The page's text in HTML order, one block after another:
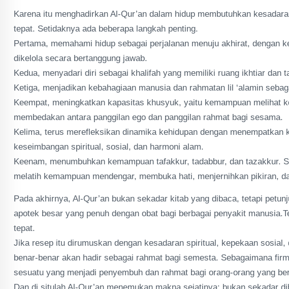
Karena itu menghadirkan Al-Qur’an dalam hidup membutuhkan
tepat. Setidaknya ada beberapa langkah penting.
Pertama, memahami hidup sebagai perjalanan menuju akhirat, dengan
dikelola secara bertanggung jawab.
Kedua, menyadari diri sebagai khalifah yang memiliki ruang ikhtiar dan
Ketiga, menjadikan kebahagiaan manusia dan rahmatan lil ‘alamin
Keempat, meningkatkan kapasitas khusyuk, yaitu kemampuan melihat
membedakan antara panggilan ego dan panggilan rahmat bagi sesama.
Kelima, terus merefleksikan dinamika kehidupan dengan
keseimbangan spiritual, sosial, dan harmoni alam.
Keenam, menumbuhkan kemampuan tafakkur, tadabbur, dan tazakkur.
melatih kemampuan mendengar, membuka hati, menjernihkan pikiran,
Pada akhirnya, Al-Qur’an bukan sekadar kitab yang dibaca, tetapi
apotek besar yang penuh dengan obat bagi berbagai penyakit
tepat.
Jika resep itu dirumuskan dengan kesadaran spiritual, kepekaan sosial,
benar-benar akan hadir sebagai rahmat bagi semesta. Sebagaimana
sesuatu yang menjadi penyembuh dan rahmat bagi orang-orang yang